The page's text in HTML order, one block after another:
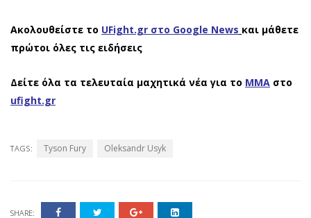
Ακολουθείστε το UFight.gr στο Google News και μάθετε
πρώτοι όλες τις ειδήσεις
Δείτε όλα τα τελευταία μαχητικά νέα για το ΜΜΑ στο
ufight.gr
TAGS: Tyson Fury Oleksandr Usyk
SHARE: